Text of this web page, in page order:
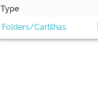
Type
Folders/Cartilhas